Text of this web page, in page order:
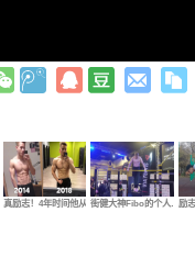
真励志！4年时间他从…街健大神Fibo的个人…励